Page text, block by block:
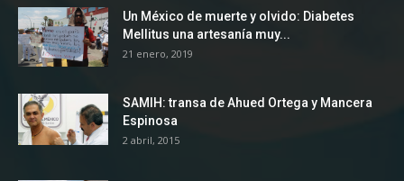
Un México de muerte y olvido: Diabetes
Mellitus una artesanía muy...
21 enero, 2019
SAMIH: transa de Ahued Ortega y Mancera
Espinosa
2 abril, 2015